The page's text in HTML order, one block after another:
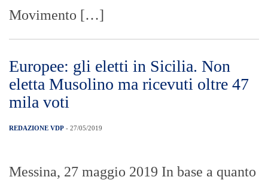
Movimento […]
Europee: gli eletti in Sicilia. Non
eletta Musolino ma ricevuti oltre 47
mila voti
REDAZIONE VDP - 27/05/2019
Messina, 27 maggio 2019 In base a quanto